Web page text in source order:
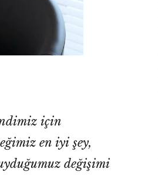
için
en iyi şey,
değişimi